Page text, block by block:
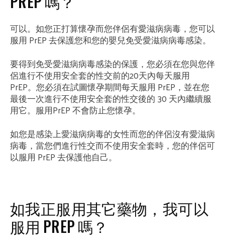
可以。如您正打算懷孕而您伴侶有愛滋病病毒，您可以
服用 PrEP 去保護您和您的嬰兒免受愛滋病病毒感染。
要得到免受愛滋病病毒感染的保護，您必須在您與您伴
侶進行不使用安全套的性交前的20天內每天服用
PrEP。您必須在試圖懷孕期間每天服用 PrEP，並在您
最後一次進行不使用安全套的性交後的 30 天內繼續服
用它。服用PrEP 不會防止您懷孕。
如您是感染上愛滋病病毒的女性而您的伴侶沒有愛滋病
病毒，當您們進行性交而不使用安全套時，您的伴侶可
以服用 PrEP 去保護他自己。
如我正服用其它藥物，我可以
服用 PREP 嗎？